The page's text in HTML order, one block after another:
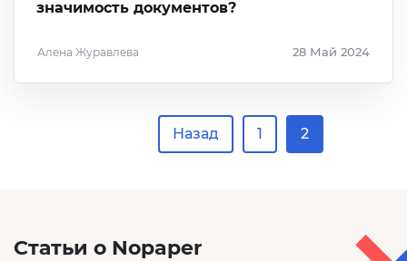
значимость документов?
Алена Журавлева 28 Май 2024
Назад 1 2
Статьи о Nopaper